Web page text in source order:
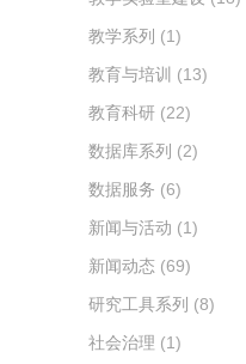
教学系列 (1)
教育与培训 (13)
教育科研 (22)
数据库系列 (2)
数据服务 (6)
新闻与活动 (1)
新闻动态 (69)
研究工具系列 (8)
社会治理 (1)